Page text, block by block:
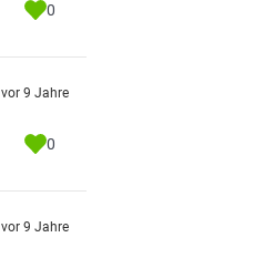
0
vor 9 Jahre
0
vor 9 Jahre